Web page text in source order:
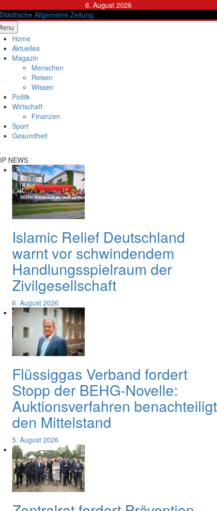
to
content
6. August 2026
Allgemeine Zeitung
Home
Aktuelles
Magazin
Menschen
Reisen
Wissen
Politik
Wirtschaft
Finanzen
Sport
Gesundheit
NEWS
Islamic Relief Deutschland
warnt vor schwindendem
Handlungsspielraum der
Zivilgesellschaft
6. August 2026
Flüssiggas Verband fordert
Stopp der BEHG-Novelle:
Auktionsverfahren benachteiligt
den Mittelstand
5. August 2026